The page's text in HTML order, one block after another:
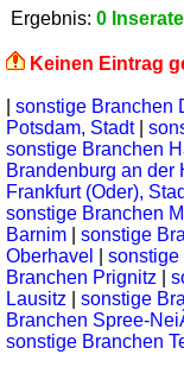
Ergebnis: 0 Inserate
Keinen Eintrag
sonstige Branchen
Potsdam, Stadt|
sonstige Branchen
Brandenburg an der
Frankfurt (Oder),
sonstige Branchen
Barnim
sonstige
Oberhavel
sonstige
Branchen Prignitz
Lausitz
sonstige
Branchen Spree-
sonstige Branchen